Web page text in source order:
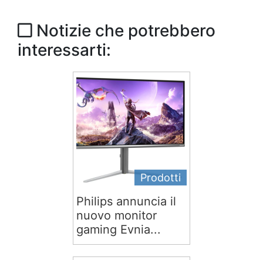
Notizie che potrebbero
interessarti:
Prodotti
Philips annuncia il
nuovo monitor
gaming Evnia...